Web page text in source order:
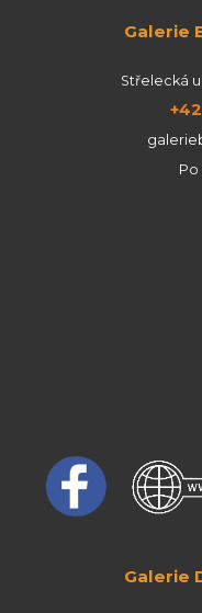
Galerie
Střelecká
Po
Galerie